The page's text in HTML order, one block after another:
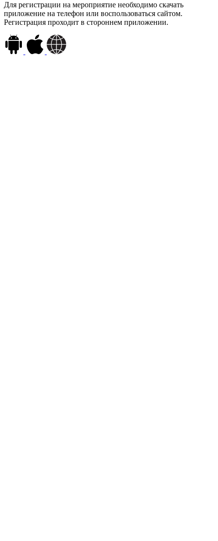
Для регистрации на мероприятие необходимо скачать
приложение на телефон или воспользоваться сайтом.
Регистрация проходит в стороннем приложении.